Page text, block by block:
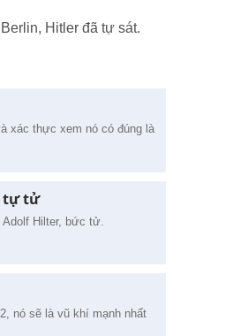
Hitler đã tự sát.
xác thực xem nó có đúng là
tự tử
Hilter, bức tử.
nó sẽ là vũ khí mạnh nhất